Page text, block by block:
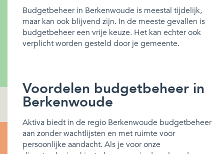
Budgetbeheer in Berkenwoude is meestal tijdelijk,
maar kan ook blijvend zijn. In de meeste gevallen is
budgetbeheer een vrije keuze. Het kan echter ook
verplicht worden gesteld door je gemeente.
Voordelen budgetbeheer in
Berkenwoude
Aktiva biedt in de regio Berkenwoude budgetbeheer
aan zonder wachtlijsten en met ruimte voor
persoonlijke aandacht. Als je voor onze